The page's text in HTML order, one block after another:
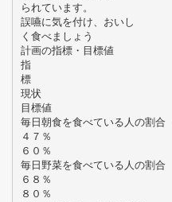
られています。
誤嚥に気を付け、おいし
く食べましょう
計画の指標・目標値
指
標
現状
目標値
毎日朝食を食べている人の割合
４７％
６０％
毎日野菜を食べている人の割合
６８％
８０％